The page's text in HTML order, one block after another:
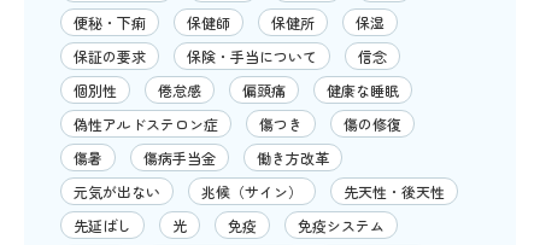
便秘・下痢
保健師 保健所
保湿
保証の要求
保険・手当について
信念
個別性
倦怠感 偏頭痛
健康な睡眠
偽性アルドステロン症
傷つき
傷の修復
傷暑
傷病手当金
働き方改革
元気が出ない
兆候（サイン）
先天性・後天性
先延ばし
光 免疫
免疫システム